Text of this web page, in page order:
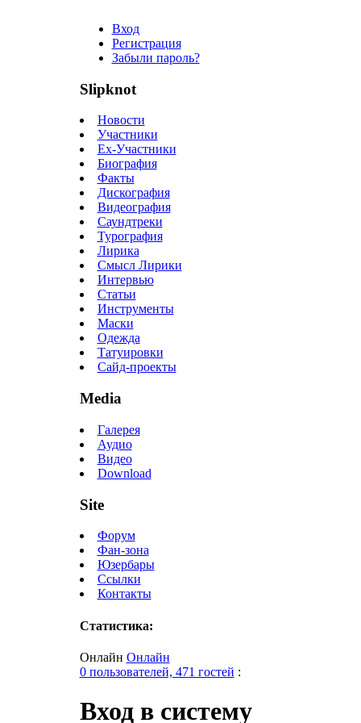
Вход
Регистрация
Забыли пароль?
Slipknot
Новости
Участники
Ex-Участники
Биография
Факты
Дискография
Видеография
Саундтреки
Турография
Лирика
Смысл Лирики
Интервью
Статьи
Инструменты
Маски
Одежда
Татуировки
Сайд-проекты
Media
Галерея
Аудио
Видео
Download
Site
Форум
Фан-зона
Юзербары
Ссылки
Контакты
Статистика:
Онлайн Онлайн
0 пользователей, 471 гостей :
Вход в систему